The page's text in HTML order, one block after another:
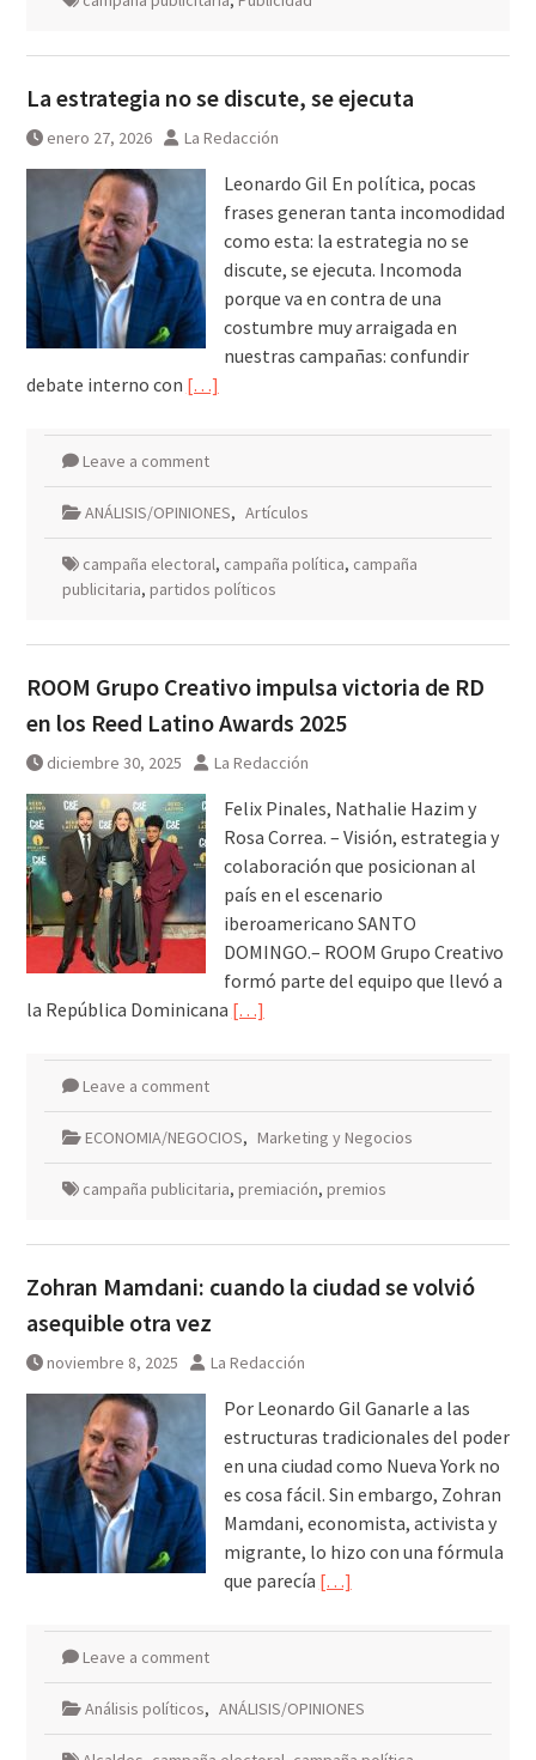
La estrategia no se discute, se ejecuta
enero 27, 2026 La Redacción
Leonardo Gil En política, pocas
frases generan tanta incomodidad
como esta: la estrategia no se
discute, se ejecuta. Incomoda
porque va en contra de una
costumbre muy arraigada en
nuestras campañas: confundir
debate interno con […]
Leave a comment
ANÁLISIS/OPINIONES, Artículos
campaña electoral, campaña política, campaña
publicitaria, partidos políticos
ROOM Grupo Creativo impulsa victoria de RD
en los Reed Latino Awards 2025
diciembre 30, 2025 La Redacción
Felix Pinales, Nathalie Hazim y
Rosa Correa. – Visión, estrategia y
colaboración que posicionan al
país en el escenario
iberoamericano SANTO
DOMINGO.– ROOM Grupo Creativo
formó parte del equipo que llevó a
la República Dominicana […]
Leave a comment
ECONOMIA/NEGOCIOS, Marketing y Negocios
campaña publicitaria, premiación, premios
Zohran Mamdani: cuando la ciudad se volvió
asequible otra vez
noviembre 8, 2025 La Redacción
Por Leonardo Gil Ganarle a las
estructuras tradicionales del poder
en una ciudad como Nueva York no
es cosa fácil. Sin embargo, Zohran
Mamdani, economista, activista y
migrante, lo hizo con una fórmula
que parecía […]
Leave a comment
Análisis políticos, ANÁLISIS/OPINIONES